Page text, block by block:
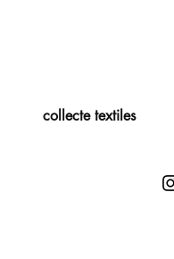
collecte textiles